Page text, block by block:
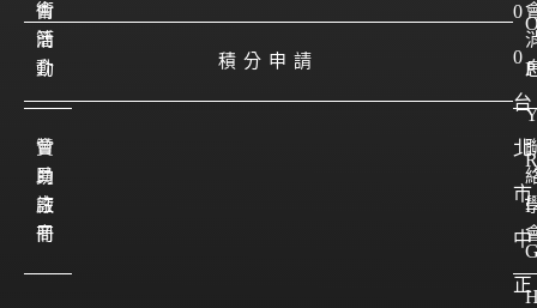
會
簡
介
會
員
註
冊
術
活
動
贊
助
廠
商
積分申請
0
0
台
北
市
中
正
P
R
I